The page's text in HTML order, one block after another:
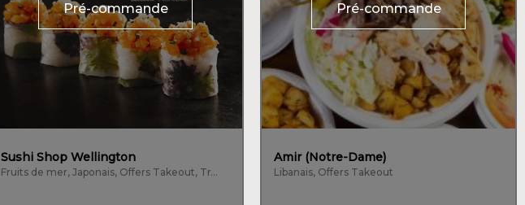
Pré-commande
Sushi Shop Wellington
Fruits de mer, Japonais, Offers Takeout, Traiteur
Pré-commande
Amir (Notre-Dame)
Libanais, Offers Takeout